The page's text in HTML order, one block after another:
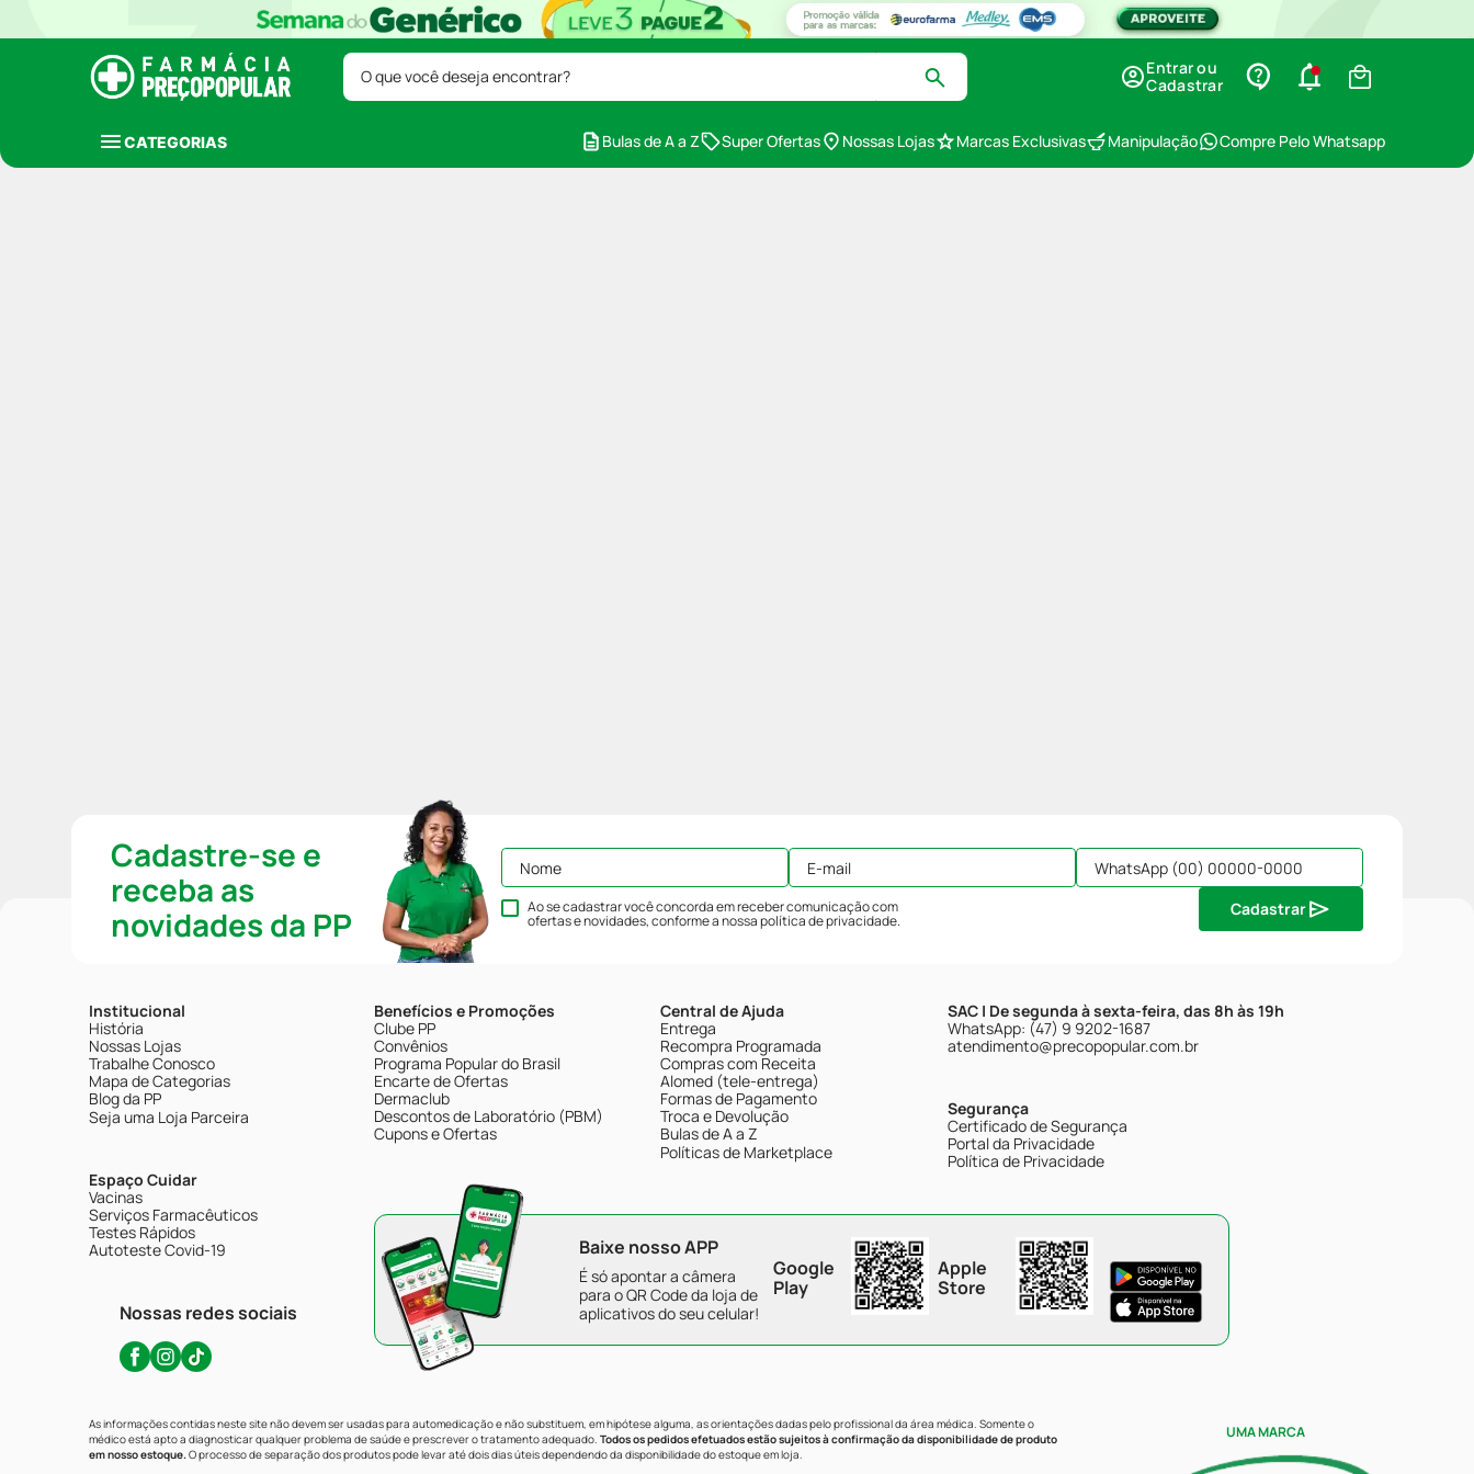
O que você deseja encontrar?
Entrar ou
Cadastrar
CATEGORIAS Bulas de A a Z Super Ofertas Nossas Lojas Marcas Exclusivas Manipulação Compre Pelo Whatsapp
Cadastre-se e
receba as
novidades da PP
Ao se cadastrar você concorda em receber comunicação com
ofertas e novidades, conforme a nossapolítica de privacidade.
Cadastrar
Institucional
História
Nossas Lojas
Trabalhe Conosco
Mapa de Categorias
Blog da PP
Seja uma Loja Parceira
Espaço Cuidar
Vacinas
Serviços Farmacêuticos
Testes Rápidos
Autoteste Covid-19
Nossas redes sociais
Benefícios e Promoções
Clube PP
Convênios
Programa Popular do Brasil
Encarte de Ofertas
Dermaclub
Descontos de Laboratório (PBM)
Cupons e Ofertas
Central de Ajuda
Entrega
Recompra Programada
Compras com Receita
Alomed (tele-entrega)
Formas de Pagamento
Troca e Devolução
Bulas de A a Z
Políticas de Marketplace
SAC | De segunda à sexta-feira, das 8h às 19h
WhatsApp: (47) 9 9202-1687
atendimento@precopopular.com.br
Segurança
Certificado de Segurança
Portal da Privacidade
Política de Privacidade
Baixe nosso APP
É só apontar a câmera
para o QR Code da loja de
aplicativos do seu celular!
Google
Play
Apple
Store
As informações contidas neste site não devem ser usadas para automedicação e não substituem, em hipótese alguma, as orientações dadas pelo profissional da área médica. Somente o
médico está apto a diagnosticar qualquer problema de saúde e prescrever o tratamento adequado. Todos os pedidos efetuados estão sujeitos à confirmação da disponibilidade de produto
em nosso estoque.O processo de separação dos produtos pode levar até dois dias úteis dependendo da disponibilidade do estoque em loja.
UMA MARCA